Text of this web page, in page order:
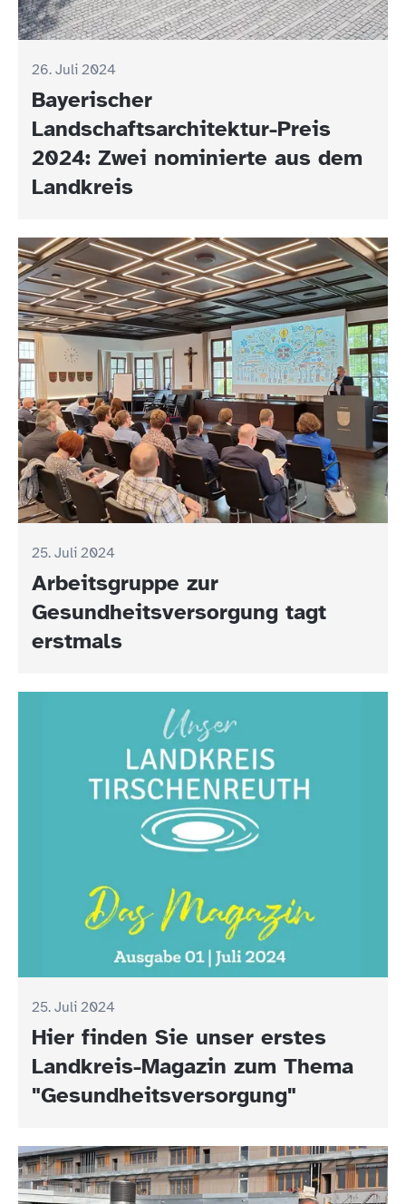
26. Juli 2024
Bayerischer
Landschaftsarchitektur-Preis
2024: Zwei nominierte aus dem
Landkreis
25. Juli 2024
Arbeitsgruppe zur
Gesundheitsversorgung tagt
erstmals
25. Juli 2024
Hier finden Sie unser erstes
Landkreis-Magazin zum Thema
"Gesundheitsversorgung"